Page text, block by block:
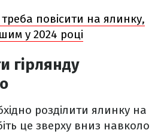
повісити на ялинку,
у 2024 році
гірлянду
розділити ялинку на
це зверху вниз навколо